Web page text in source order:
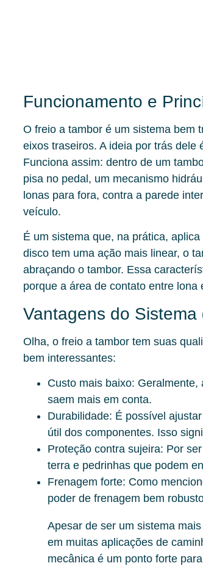
Funcionamento e
O freio a tambor é um sistema bem
eixos traseiros. A ideia por trás
Funciona assim: dentro de um
pisa no pedal, um mecanismo
lonas para fora, contra a parede
veículo.
É um sistema que, na prática,
disco tem uma ação mais linear, o
abraçando o tambor. Essa
porque a área de contato entre lona
Vantagens do Sistema
Olha, o freio a tambor tem suas
bem interessantes:
Custo mais baixo: Geralmente,
saem mais em conta.
Durabilidade: É possível
útil dos componentes. Isso
Proteção contra sujeira: Por
terra e pedrinhas que podem
Frenagem forte: Como
poder de frenagem bem
Apesar de ser um sistema
em muitas aplicações de
mecânica é um ponto forte